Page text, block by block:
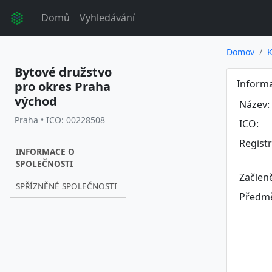
Domů Vyhledávání
Bytové družstvo
pro okres Praha
východ
Praha • ICO: 00228508
INFORMACE O
SPOLEČNOSTI
SPŘÍZNĚNÉ SPOLEČNOSTI
Domov
Název:
ICO: